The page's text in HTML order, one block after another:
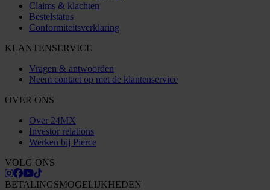
Claims & klachten
Bestelstatus
Conformiteitsverklaring
KLANTENSERVICE
Vragen & antwoorden
Neem contact op met de klantenservice
OVER ONS
Over 24MX
Investor relations
Werken bij Pierce
VOLG ONS
BETALINGSMOGELIJKHEDEN